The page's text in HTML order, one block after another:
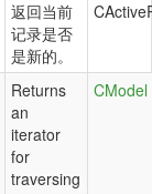
返回当前
记录是否
是新的。
Returns
an
iterator
for
traversing
CModel